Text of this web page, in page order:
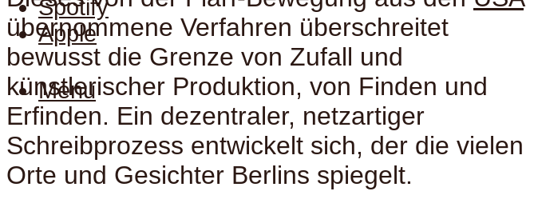
Spotify
Apple
Menu
übernommene Verfahren überschreitet
bewusst die Grenze von Zufall und
künstlerischer Produktion, von Finden und
Erfinden. Ein dezentraler, netzartiger
Schreibprozess entwickelt sich, der die vielen
Orte und Gesichter Berlins spiegelt.